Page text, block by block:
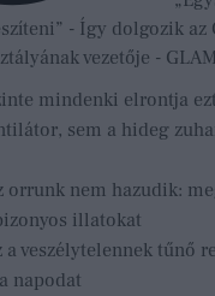
- Így dolgozik az
vezetője -
mindenki elrontja
sem a hideg
orrunk nem hazudik:
illatokat
a veszélytelennek tűnő
napodat